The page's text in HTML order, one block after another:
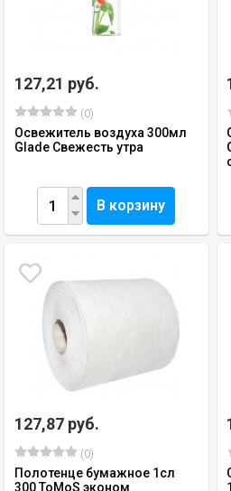
127,21 руб.
(0)
Освежитель воздуха 300мл
Glade Свежесть утра
В корзину
127,87 руб.
(0)
Полотенце бумажное 1сл
300 ToMoS эконом